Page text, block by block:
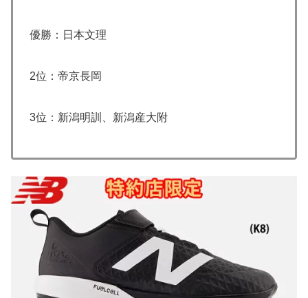
優勝：日本文理
2位：帝京長岡
3位：新潟明訓、新潟産大附